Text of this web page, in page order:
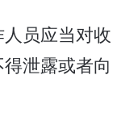
员应当对收
泄露或者向